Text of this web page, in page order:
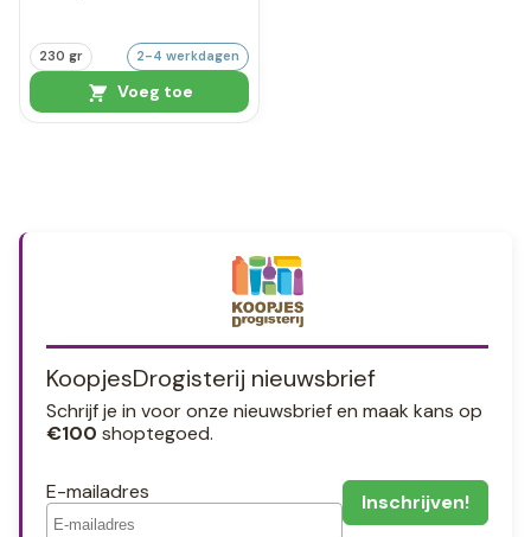
230 gr 2-4 werkdagen
Voeg toe
KoopjesDrogisterij nieuwsbrief
Schrijf je in voor onze nieuwsbrief en maak kans op
€100 shoptegoed.
E-mailadres